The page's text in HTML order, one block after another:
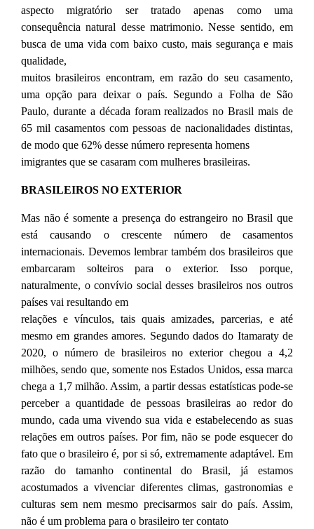
aspecto migratório ser tratado apenas como uma
consequência natural desse matrimonio. Nesse sentido, em
busca de uma vida com baixo custo, mais segurança e mais
qualidade,
muitos brasileiros encontram, em razão do seu casamento,
uma opção para deixar o país. Segundo a Folha de São
Paulo, durante a década foram realizados no Brasil mais de
65 mil casamentos com pessoas de nacionalidades distintas,
de modo que 62% desse número representa homens
imigrantes que se casaram com mulheres brasileiras.
BRASILEIROS NO EXTERIOR
Mas não é somente a presença do estrangeiro no Brasil que
está causando o crescente número de casamentos
internacionais. Devemos lembrar também dos brasileiros que
embarcaram solteiros para o exterior. Isso porque,
naturalmente, o convívio social desses brasileiros nos outros
países vai resultando em
relações e vínculos, tais quais amizades, parcerias, e até
mesmo em grandes amores. Segundo dados do Itamaraty de
2020, o número de brasileiros no exterior chegou a 4,2
milhões, sendo que, somente nos Estados Unidos, essa marca
chega a 1,7 milhão. Assim, a partir dessas estatísticas pode-se
perceber a quantidade de pessoas brasileiras ao redor do
mundo, cada uma vivendo sua vida e estabelecendo as suas
relações em outros países. Por fim, não se pode esquecer do
fato que o brasileiro é, por si só, extremamente adaptável. Em
razão do tamanho continental do Brasil, já estamos
acostumados a vivenciar diferentes climas, gastronomias e
culturas sem nem mesmo precisarmos sair do país. Assim,
não é um problema para o brasileiro ter contato